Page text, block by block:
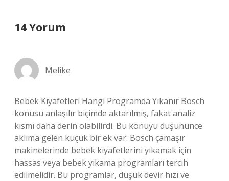
14 Yorum
Melike
Bebek Kıyafetleri Hangi Programda Yıkanır Bosch
konusu anlaşılır biçimde aktarılmış, fakat analiz
kısmı daha derin olabilirdi. Bu konuyu düşününce
aklıma gelen küçük bir ek var: Bosch çamaşır
makinelerinde bebek kıyafetlerini yıkamak için
hassas veya bebek yıkama programları tercih
edilmelidir. Bu programlar, düşük devir hızı ve